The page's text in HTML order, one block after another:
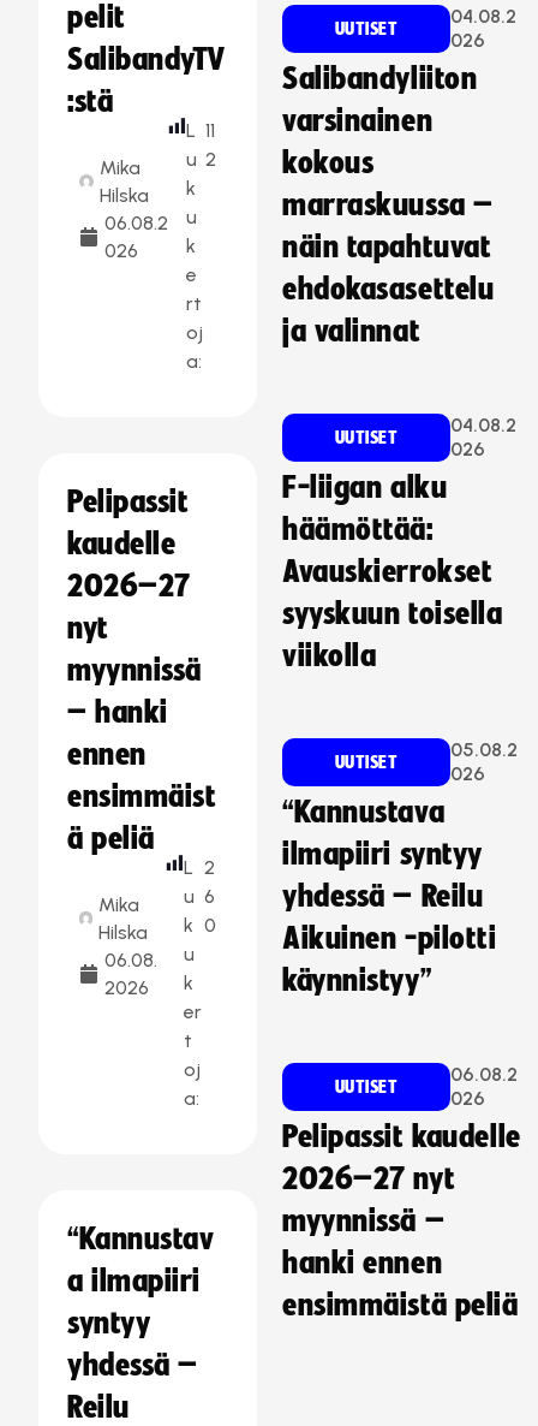
pelit
SalibandyTV
:stä
Mika
Hilska
06.08.2
026
L
u
k
u
k
e
rt
oj
a:
11
2
Pelipassit
kaudelle
2026–27
nyt
myynnissä
– hanki
ennen
ensimmäist
ä peliä
Mika
Hilska
06.08.
2026
L
u
k
u
k
er
t
oj
a:
2
6
0
“Kannustav
a ilmapiiri
syntyy
yhdessä –
Reilu
UUTISET
04.08.2
026
Salibandyliiton
varsinainen
kokous
marraskuussa –
näin tapahtuvat
ehdokasasettelu
ja valinnat
UUTISET
04.08.2
026
F-liigan alku
häämöttää:
Avauskierrokset
syyskuun toisella
viikolla
UUTISET
05.08.2
026
“Kannustava
ilmapiiri syntyy
yhdessä – Reilu
Aikuinen -pilotti
käynnistyy”
UUTISET
06.08.2
026
Pelipassit kaudelle
2026–27 nyt
myynnissä –
hanki ennen
ensimmäistä peliä